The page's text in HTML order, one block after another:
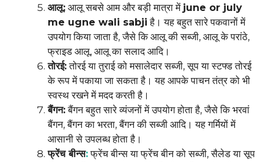
आलू: आलू सबसे आम और बड़ी मात्रा में june or july
me ugne wali sabji है। यह बहुत सारे पकवानों में
उपयोग किया जाता है, जैसे कि आलू की सब्जी, आलू के परांठे,
फ्राइड आलू, आलू का सलाद आदि।
तोरई:तोरई या तुराई को मसालेदार सब्जी, सूप या स्टफ्ड तोरई
के रूप में पकाया जा सकता है। यह आपके पाचन तंत्र को भी
स्वस्थ रखने में मदद करती है।
बैंगन:बैंगन बहुत सारे व्यंजनों में उपयोग होता है, जैसे कि भरवां
बैंगन, बैंगन का भरता, बैंगन की सब्जी आदि। यह गर्मियों में
आसानी से उपलब्ध होता है।
फ्रेंच बीन्स:फ्रेंच बीन्स या फ्रेंच बीन को सब्जी, सैलेड या सूप